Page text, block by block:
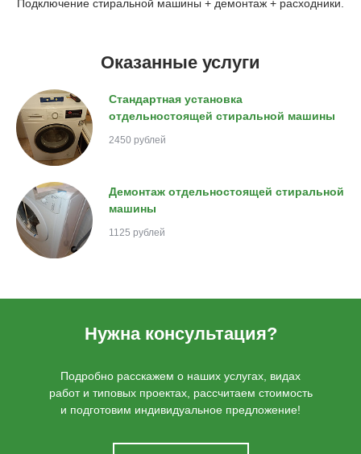
Подключение стиральной машины + демонтаж + расходники.
Оказанные услуги
Стандартная установка
отдельностоящей стиральной машины
2450 рублей
Демонтаж отдельностоящей стиральной
машины
1125 рублей
Нужна консультация?
Подробно расскажем о наших услугах, видах
работ и типовых проектах, рассчитаем стоимость
и подготовим индивидуальное предложение!